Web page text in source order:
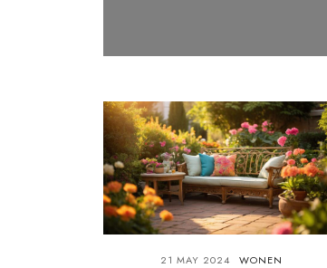
21 MAY 2024 WONEN